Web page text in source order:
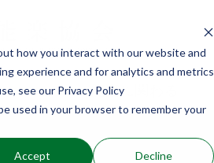
how you interact with our website and
experience and for analytics and metrics
see our Privacy Policy
used in your browser to remember your
Accept Decline
能楽に関わる